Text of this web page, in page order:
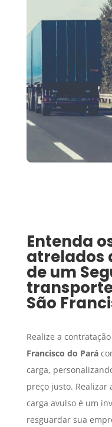
Entenda
atrelados
de um
São
Realize a
Francisco do Pará
carga,
preço justo. Realizar
carga avulso é um
resguardar sua